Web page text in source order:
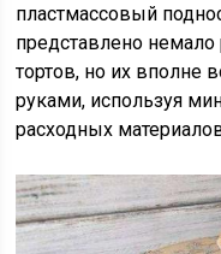
пластмассовый
представлено
тортов, но их вполне
руками, используя
расходных